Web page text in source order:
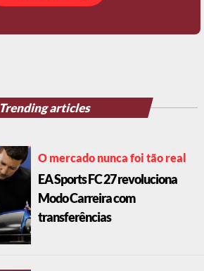
Trending articles
O mercado nunca foi tão real
EA Sports FC 27 revoluciona
Modo Carreira com
transferências